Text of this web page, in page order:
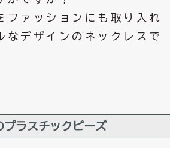
ファッションにも取り入れ
なデザインのネックレスで
ラスチックビーズ